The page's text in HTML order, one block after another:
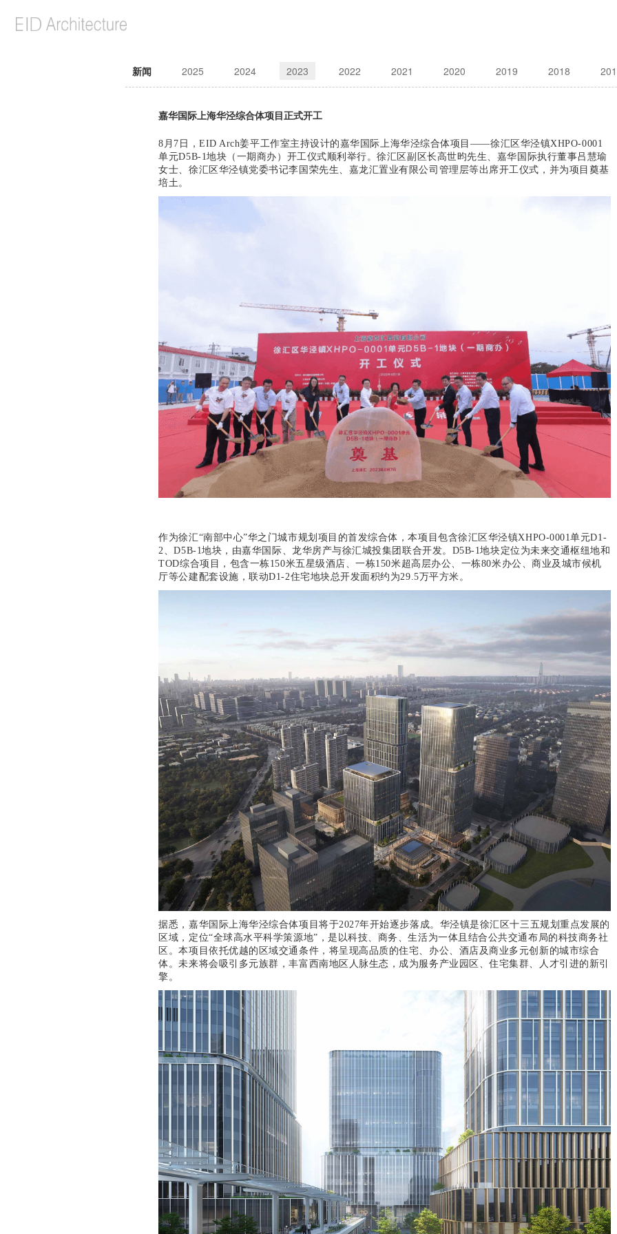
新闻 2025 2024 2023 2022 2021 2020 2019 2018
嘉华国际上海华泾综合体项目正式开工
8月 7日，EID Arch姜平工作室主持设计的嘉华国际上海华泾综合体项目——徐汇区华泾镇XHPO-0001
单元D5B-1地块（一期商办）开工仪式顺利举行。徐汇区副区长高世昀先生、嘉华国际执行董事吕慧瑜
女士、徐汇区华泾镇党委书记李国荣先生、嘉龙汇置业有限公司管理层等出席开工仪式，并为项目奠基
培土。
作为徐汇“南部中心”华之门城市规划项目的首发综合体，本项目包含徐汇区华泾镇XHPO-0001单元D1-
2、D5B-1地块，由嘉华国际、龙华房产与徐汇城投集团联合开发。D5B-1地块定位为未来交通枢纽地和
TOD综合项目，包含一栋150米五星级酒店、一栋150米超高层办公、一栋80米办公、商业及城市候机
厅等公建配套设施，联动D1-2住宅地块总开发面积约为29.5万平方米。
据悉，嘉华国际上海华泾综合体项目将于2027年开始逐步落成。华泾镇是徐汇区十三五规划重点发展的
区域，定位“全球高水平科学策源地”，是以科技、商务、生活为一体且结合公共交通布局的科技商务社
区。本项目依托优越的区域交通条件，将呈现高品质的住宅、办公、酒店及商业多元创新的城市综合
体。未来将会吸引多元族群，丰富西南地区人脉生态，成为服务产业园区、住宅集群、人才引进的新引
擎。